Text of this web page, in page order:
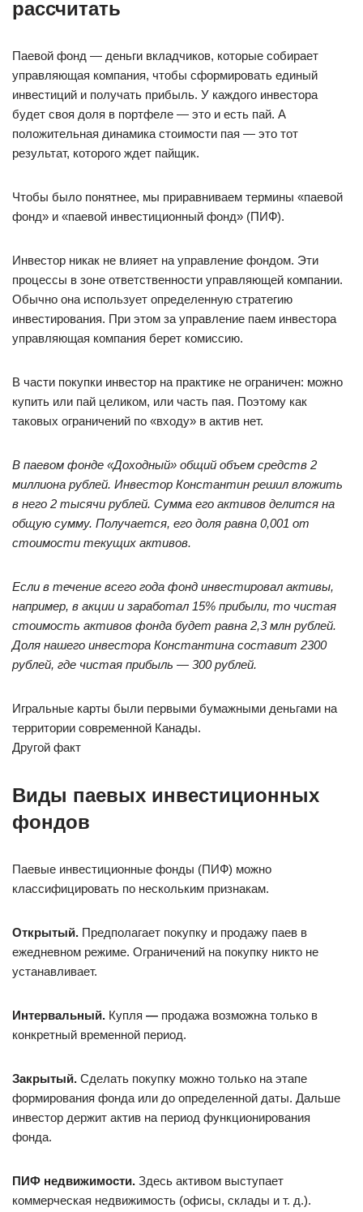
рассчитать
Паевой фонд — деньги вкладчиков, которые собирает
управляющая компания, чтобы сформировать единый
инвестиций и получать прибыль. У каждого инвестора
будет своя доля в портфеле — это и есть пай. А
положительная динамика стоимости пая — это тот
результат, которого ждет пайщик.
Чтобы было понятнее, мы приравниваем термины «паевой
фонд» и «паевой инвестиционный фонд» (ПИФ).
Инвестор никак не влияет на управление фондом. Эти
процессы в зоне ответственности управляющей компании.
Обычно она использует определенную стратегию
инвестирования. При этом за управление паем инвестора
управляющая компания берет комиссию.
В части покупки инвестор на практике не ограничен: можно
купить или пай целиком, или часть пая. Поэтому как
таковых ограничений по «входу» в актив нет.
В паевом фонде «Доходный» общий объем средств 2
миллиона рублей. Инвестор Константин решил вложить
в него 2 тысячи рублей. Сумма его активов делится на
общую сумму. Получается, его доля равна 0,001 от
стоимости текущих активов.
Если в течение всего года фонд инвестировал активы,
например, в акции и заработал 15% прибыли, то чистая
стоимость активов фонда будет равна 2,3 млн рублей.
Доля нашего инвестора Константина составит 2300
рублей, где чистая прибыль — 300 рублей.
Игральные карты были первыми бумажными деньгами на
территории современной Канады.
Другой факт
Виды паевых инвестиционных
фондов
Паевые инвестиционные фонды (ПИФ) можно
классифицировать по нескольким признакам.
Открытый. Предполагает покупку и продажу паев в
ежедневном режиме. Ограничений на покупку никто не
устанавливает.
Интервальный. Купля — продажа возможна только в
конкретный временной период.
Закрытый. Сделать покупку можно только на этапе
формирования фонда или до определенной даты. Дальше
инвестор держит актив на период функционирования
фонда.
ПИФ недвижимости. Здесь активом выступает
коммерческая недвижимость (офисы, склады и т. д.).